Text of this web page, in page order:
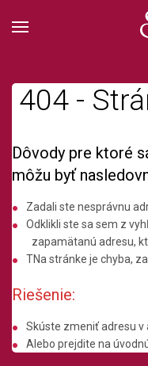
404 -
Dôvody pre ktoré
môžu byť
Zadali ste nesprávnu
Odklikli ste sa sem z
zapamätanú adresu,
TNa stránke je chyba,
Riešenie:
Skúste zmeniť adresu v
Alebo prejdite na